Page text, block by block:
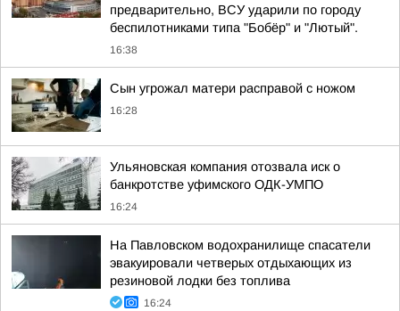
предварительно, ВСУ ударили по городу
беспилотниками типа "Бобёр" и "Лютый".
16:38
Сын угрожал матери расправой с ножом
16:28
Ульяновская компания отозвала иск о
банкротстве уфимского ОДК-УМПО
16:24
На Павловском водохранилище спасатели
эвакуировали четверых отдыхающих из
резиновой лодки без топлива
16:24